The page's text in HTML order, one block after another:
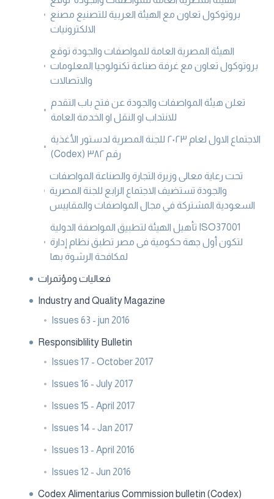
بروتوكول تعاون مع الهيئة العربية للتصنيع مصنع
الالكترونيات
الهيئة المصرية العامة للمواصفات والجودة توقع
بروتوكول تعاون مع غرفة صناعة تكنولوجيا المعلومات
والاتصالات
تعلن هيئة المواصفات والجودة عن فتح باب التقدم
للانتداب او النقل او الخدمة العامة
الاجتماع الاول لعام ٢٠٢٣ للجنة المصرية لدستور الأغذية
(Codex) رقم ٣٨٢
تحت رعاية معالى وزيرة التجارة والصناعة المواصفات
والجودة تستضيف الاجتماع الرابع للجنة المصرية
السعودية المشتركة في مجال المواصفات والمقاييس
تأهيل الهيئة لتطبيق المواصفة الدولية ISO37001
لتكون أول جهة حكومية فى مصر تطبق نظام إدارة
لمكافحة الرشوة بها
فعاليات ومؤتمرات
Industry and Quality Magazine
Issues 63 - jun 2016
Responsiblility Bulletin
Issues 17 - October 2017
Issues 16 - July 2017
Issues 15 - April 2017
Issues 14 - Jan 2017
Issues 13 - April 2016
Issues 12 - Jun 2016
Codex Alimentarius Commission bulletin (Codex)